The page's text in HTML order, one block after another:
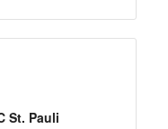
St. Pauli